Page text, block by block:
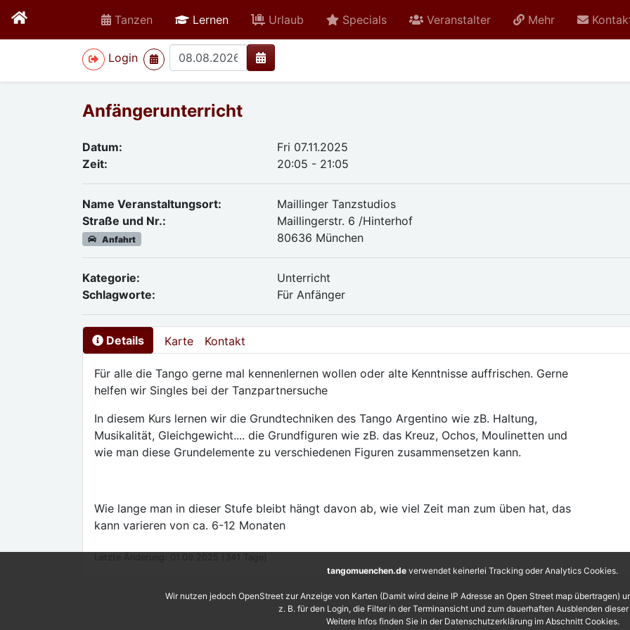
Tanzen Lernenactive Urlaub Specials Veranstalter Mehr
Login
>
Anfängerunterricht
Datum:
Fri 07.11.2025
Zeit:
20:05 - 21:05
Name Veranstaltungsort:
Maillinger Tanzstudios
Straße und Nr.:
Anfahrt
Maillingerstr. 6 /Hinterhof
80636 München
Kategorie:
Unterricht
Schlagworte:
Für Anfänger
Details Karte Kontakt
Für alle die Tango gerne mal kennenlernen wollen oder alte Kenntnisse auffrischen. Gerne
helfen wir Singles bei der Tanzpartnersuche
In diesem Kurs lernen wir die Grundtechniken des Tango Argentino wie zB. Haltung,
Musikalität, Gleichgewicht.... die Grundfiguren wie zB. das Kreuz, Ochos, Moulinetten und
wie man diese Grundelemente zu verschiedenen Figuren zusammensetzen kann.
Wie lange man in dieser Stufe bleibt hängt davon ab, wie viel Zeit man zum üben hat, das
kann varieren von ca. 6-12 Monaten
tangomuenchen.de verwendet keinerlei Tracking oder Analytics Cookies.
Wir nutzen jedoch OpenStreet zur Anzeige von Karten (Damit wird deine IP Adresse an Open Street map übertragen)
z. B. für den Login, die Filter in der Terminansicht und zum dauerhaften Ausblenden
Weitere Infos finden Sie in der Datenschutzerklärung im Abschnitt Cookies.